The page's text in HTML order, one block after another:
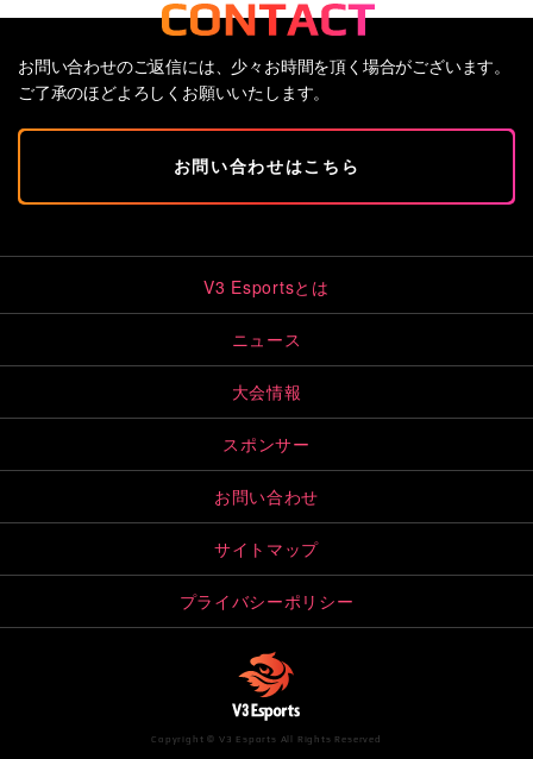
お問い合わせのご返信には、少々お時間を頂く場合がございます。
ご了承のほどよろしくお願いいたします。
お問い合わせはこちら
V3 Esportsとは
ニュース
大会情報
スポンサー
お問い合わせ
サイトマップ
プライバシーポリシー
Copyright © V3 Esports All Rights Reserved